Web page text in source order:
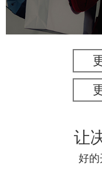
让
好的